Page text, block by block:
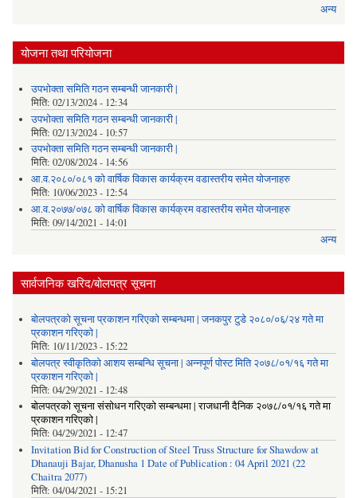
अन्य
योजना तथा परियोजना
उपभोक्ता समिति गठन सम्बन्धी जानकारी |
मिति: 02/13/2024 - 12:34
उपभोक्ता समिति गठन सम्बन्धी जानकारी |
मिति: 02/13/2024 - 10:57
उपभोक्ता समिति गठन सम्बन्धी जानकारी |
मिति: 02/08/2024 - 14:56
आ.व.२०८०/०८१ को वार्षिक विकास कार्यक्रम वडास्तरीय समेत योजनाहरु
मिति: 10/06/2023 - 12:54
आ.व.२०७७/०७८ को वार्षिक विकास कार्यक्रम वडास्तरीय समेत योजनाहरु
मिति: 09/14/2021 - 14:01
अन्य
सार्वजनिक खरिद/बोलपत्र सूचना
बोलपत्रको सूचना प्रकाशन गरिएको सम्बन्धमा | जनकपुर टुडे २०८०/०६/२४ गते मा
प्रकाशन गरिएको |
मिति: 10/11/2023 - 15:22
बोलपत्र स्वीकृतिको आशय सम्बन्धि सूचना | अन्नपूर्ण पोस्ट मिति २०७८/०१/१६ गते मा
प्रकाशन गरिएको |
मिति: 04/29/2021 - 12:48
बोलपत्रको सूचना संसोधन गरिएको सम्बन्धमा | राजधानी दैनिक २०७८/०१/१६ गते मा
प्रकाशन गरिएको |
मिति: 04/29/2021 - 12:47
Invitation Bid for Construction of Steel Truss Structure for Shawdow at
Dhanauji Bajar, Dhanusha 1 Date of Publication : 04 April 2021 (22
Chaitra 2077)
मिति: 04/04/2021 - 15:21